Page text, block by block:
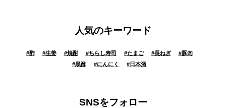
人気のキーワード
#酢 #生姜 #焼酎 #ちらし寿司 #たまご #長ねぎ #豚肉
#黒酢 #にんにく #日本酒
SNSをフォロー